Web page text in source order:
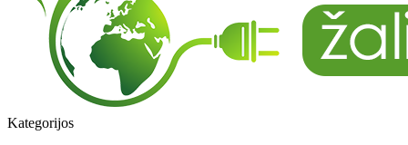
Kategorijos